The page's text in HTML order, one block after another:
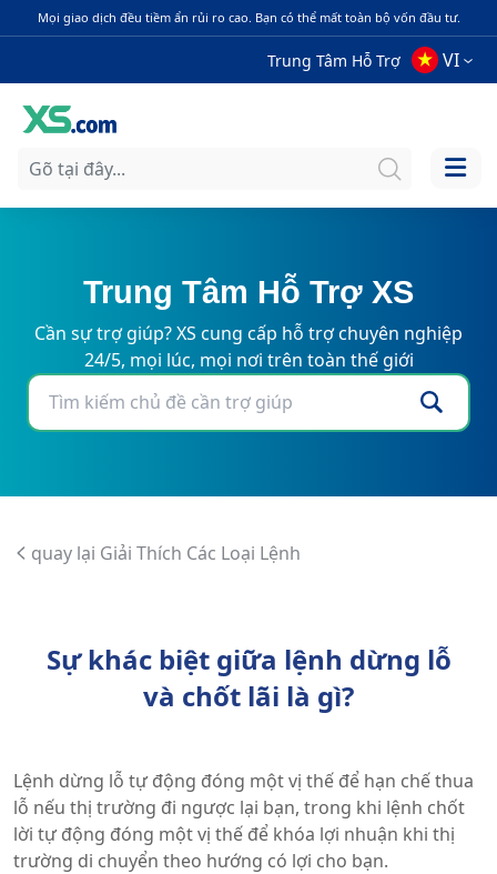
Mọi giao dịch đều tiềm ẩn rủi ro cao. Bạn có thể mất toàn bộ vốn đầu tư.
Trung Tâm Hỗ Trợ VI
Trung Tâm Hỗ Trợ XS
Cần sự trợ giúp? XS cung cấp hỗ trợ chuyên nghiệp
24/5, mọi lúc, mọi nơi trên toàn thế giới
quay lại Giải Thích Các Loại Lệnh
Sự khác biệt giữa lệnh dừng lỗ
và chốt lãi là gì?
Lệnh dừng lỗ tự động đóng một vị thế để hạn chế thua
lỗ nếu thị trường đi ngược lại bạn, trong khi lệnh chốt
lời tự động đóng một vị thế để khóa lợi nhuận khi thị
trường di chuyển theo hướng có lợi cho bạn.